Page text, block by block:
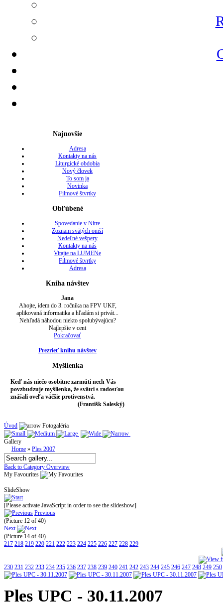
Najnovšie
Adresa
Kontakty na nás
Liturgické obdobia
Nový človek
To som ja
Novinka
Filmové štvrtky
Obľúbené
Spovedanie v Nitre
Zoznam svätých omší
Nedeľné vešpery
Kontakty na nás
Vitajte na LUMENe
Filmové štvrtky
Adresa
Kniha návštev
Jana
Ahojte, idem do 3. ročníka na FPV UKF,
aplikovaná informatika a hľadám si privát...
Nehľadá náhodou niekto spolubývajúcu?
Najlepšie v cent
Pokračovať
Prezrieť knihu návštev
Myšlienka
Keď nás niečo osobitne zarmúti nech Vás
povzbudzuje myšlienka, že svätci s radosťou
znášali oveľa väčšie protivenstvá.
(Františk Saleský)
Úvod Fotogaléria
Gallery
Home » Ples 2007
Back to Category Overview
My Favourites
SlideShow
[Please activate JavaScript in order to see the slideshow]
Previous
(Picture 12 of 40)
Next
(Picture 14 of 40)
217 218 219 220 221 222 223 224 225 226 227 228 229
230 231 232 233 234 235 236 237 238 239 240 241 242 243 244 245 246 247 248 249 250
Ples UPC - 30.11.2007